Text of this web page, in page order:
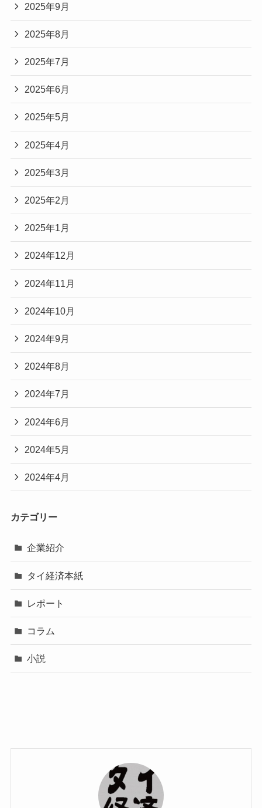
2025年9月
2025年8月
2025年7月
2025年6月
2025年5月
2025年4月
2025年3月
2025年2月
2025年1月
2024年12月
2024年11月
2024年10月
2024年9月
2024年8月
2024年7月
2024年6月
2024年5月
2024年4月
カテゴリー
企業紹介
タイ経済本紙
レポート
コラム
小説